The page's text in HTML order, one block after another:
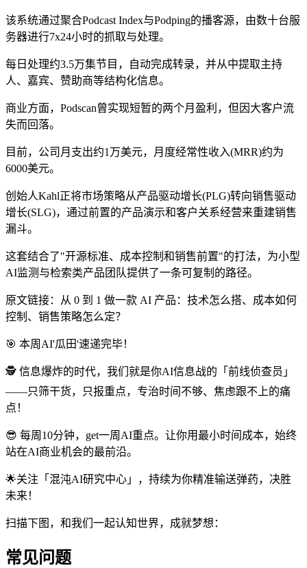
该系统通过聚合Podcast Index与Podping的播客源，由数十台服
务器进行7x24小时的抓取与处理。
每日处理约3.5万集节目，自动完成转录，并从中提取主持
人、嘉宾、赞助商等结构化信息。
商业方面，Podscan曾实现短暂的两个月盈利，但因大客户流
失而回落。
目前，公司月支出约1万美元，月度经常性收入(MRR)约为
6000美元。
创始人Kahl正将市场策略从产品驱动增长(PLG)转向销售驱动
增长(SLG)，通过前置的产品演示和客户关系经营来重建销售
漏斗。
这套结合了"开源标准、成本控制和销售前置"的打法，为小型
AI监测与检索类产品团队提供了一条可复制的路径。
原文链接：从 0 到 1 做一款 AI 产品：技术怎么搭、成本如何
控制、销售策略怎么定？
🎯 本周AI'瓜田'速递完毕！
🕵️ 信息爆炸的时代，我们就是你AI信息战的「前线侦查员」
——只筛干货，只报重点，专治时间不够、焦虑跟不上的痛
点！
😎 每周10分钟，get一周AI重点。让你用最小时间成本，始终
站在AI商业机会的最前沿。
🌟关注「混沌AI研究中心」，持续为你精准输送弹药，决胜
未来！
扫描下图，和我们一起认知世界，成就梦想：
常见问题